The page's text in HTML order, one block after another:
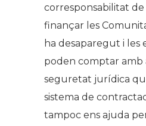
corresponsabilitat de
finançar les
ha desaparegut i les
poden comptar amb
seguretat jurídica
sistema de
tampoc ens ajuda